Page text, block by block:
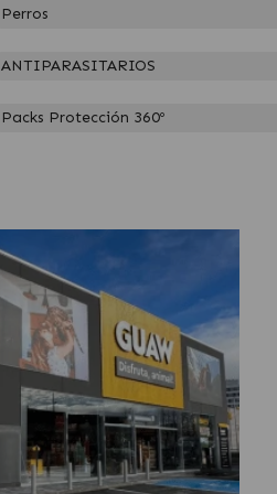
Perros
ANTIPARASITARIOS
Packs Protección 360º